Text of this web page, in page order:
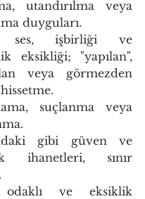
utandırılma veya
duyguları.
ses, işbirliği ve
eksikliği; "yapılan",
veya görmezden
suçlanma veya
gibi güven ve
ihanetleri, sınır
odaklı ve eksiklik